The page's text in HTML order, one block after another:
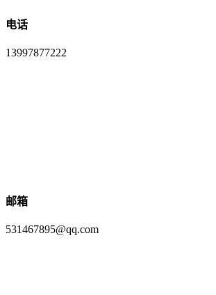
电话
13997877222
邮箱
531467895@qq.com